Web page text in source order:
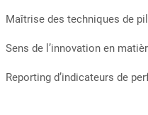
Maîtrise des techniques de
Sens de l’innovation en
Reporting d’indicateurs de